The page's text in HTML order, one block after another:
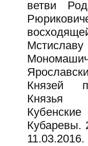
ветви
Князей
Князья
Кубаревы.
11.03.2016.